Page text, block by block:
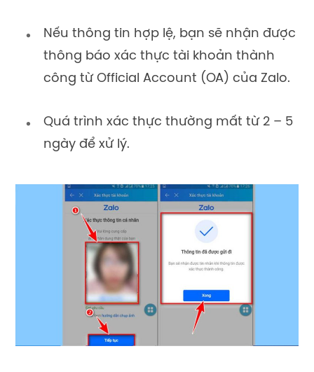
Nếu thông tin hợp lệ, bạn sẽ nhận được
thông báo xác thực tài khoản thành
công từ Official Account (OA) của Zalo.
Quá trình xác thực thường mất từ 2 – 5
ngày để xử lý.